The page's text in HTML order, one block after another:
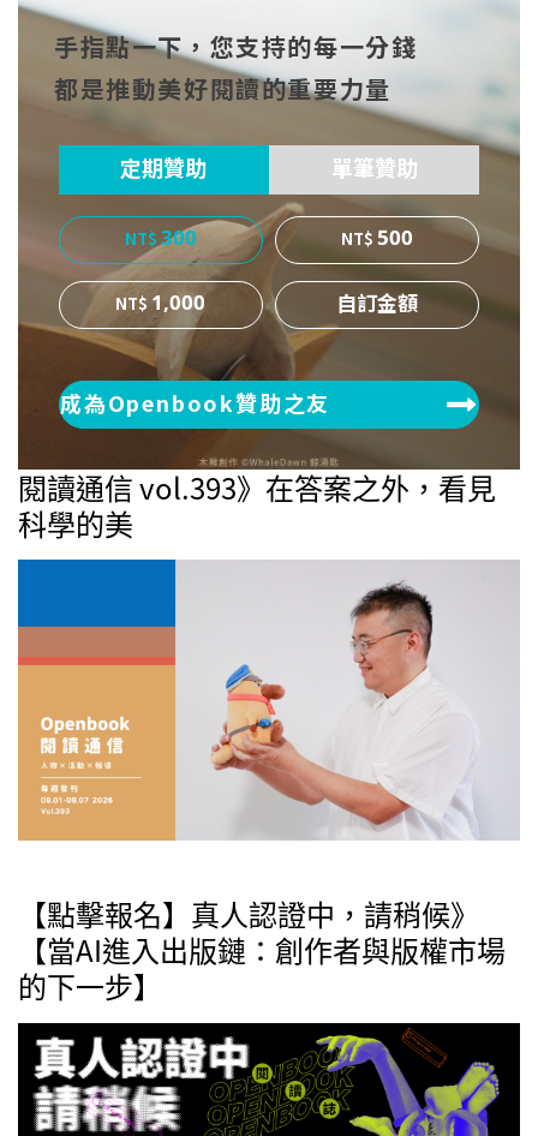
cebo
ok
witt
er
博
手指點一下，您支持的每一分錢
都是推動美好閱讀的重要力量
定期贊助 單筆贊助
300
500
1,000
成為Openbook贊助之友
閱讀通信 vol.393》在答案之外，看見
科學的美
【點擊報名】真人認證中，請稍候》
【當AI進入出版鏈：創作者與版權市場
的下一步】